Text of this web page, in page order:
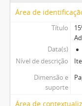
Área de
Título
Data(s)
Nível de descrição
Dimensão e
suporte
Área de